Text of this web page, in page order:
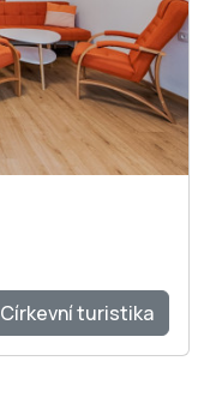
Církevní turistika